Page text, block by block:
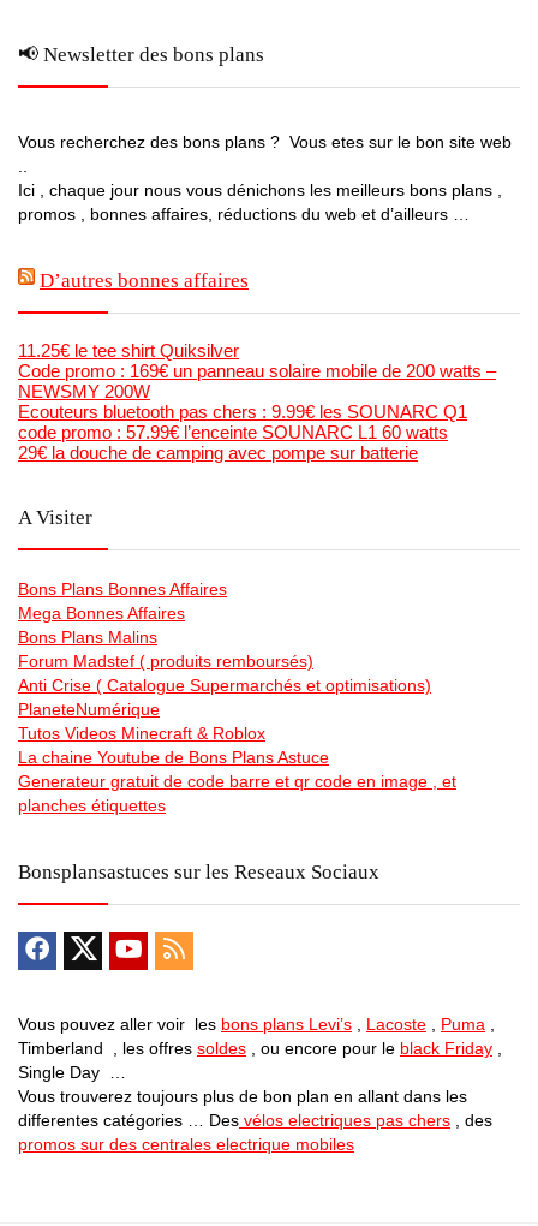
📢 Newsletter des bons plans
Vous recherchez des bons plans ? Vous etes sur le bon site web
..
Ici , chaque jour nous vous dénichons les meilleurs bons plans ,
promos , bonnes affaires, réductions du web et d’ailleurs …
D’autres bonnes affaires
11.25€ le tee shirt Quiksilver
Code promo : 169€ un panneau solaire mobile de 200 watts –
NEWSMY 200W
Ecouteurs bluetooth pas chers : 9.99€ les SOUNARC Q1
code promo : 57.99€ l’enceinte SOUNARC L1 60 watts
29€ la douche de camping avec pompe sur batterie
A Visiter
Bons Plans Bonnes Affaires
Mega Bonnes Affaires
Bons Plans Malins
Forum Madstef ( produits remboursés)
Anti Crise ( Catalogue Supermarchés et optimisations)
PlaneteNumérique
Tutos Videos Minecraft & Roblox
La chaine Youtube de Bons Plans Astuce
Generateur gratuit de code barre et qr code en image , et
planches étiquettes
Bonsplansastuces sur les Reseaux Sociaux
Vous pouvez aller voir les bons plans Levi’s , Lacoste , Puma ,
Timberland , les offres soldes , ou encore pour le black Friday ,
Single Day …
Vous trouverez toujours plus de bon plan en allant dans les
differentes catégories … Des vélos electriques pas chers , des
promos sur des centrales electrique mobiles